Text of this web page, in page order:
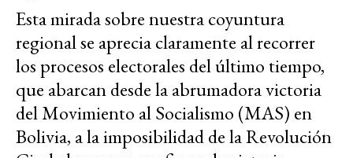
Esta mirada sobre nuestra coyuntura
regional se aprecia claramente al recorrer
los procesos electorales del último tiempo,
que abarcan desde la abrumadora victoria
del Movimiento al Socialismo (MAS) en
Bolivia, a la imposibilidad de la Revolución